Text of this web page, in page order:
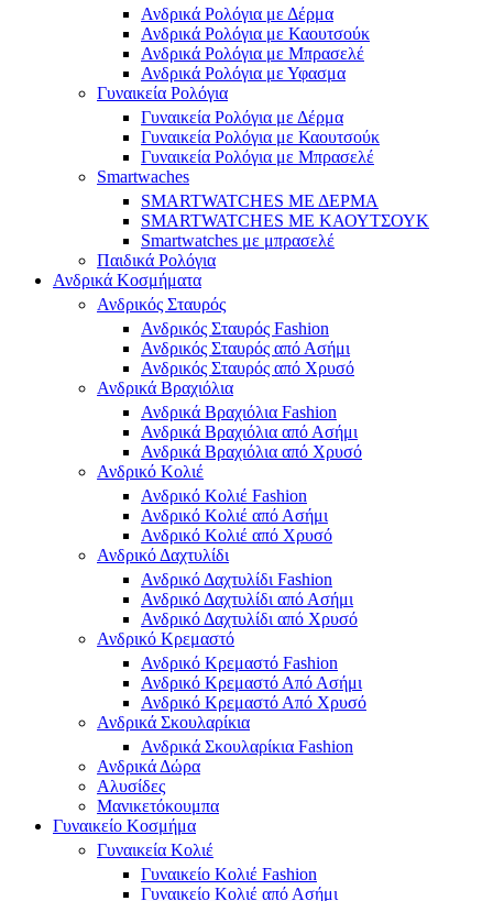
Ανδρικά Ρολόγια με Δέρμα
Ανδρικά Ρολόγια με Καουτσούκ
Ανδρικά Ρολόγια με Μπρασελέ
Ανδρικά Ρολόγια με Υφασμα
Γυναικεία Ρολόγια
Γυναικεία Ρολόγια με Δέρμα
Γυναικεία Ρολόγια με Καουτσούκ
Γυναικεία Ρολόγια με Μπρασελέ
Smartwaches
SMARTWATCHES ΜΕ ΔΕΡΜΑ
SMARTWATCHES ΜΕ ΚΑΟΥΤΣΟΥΚ
Smartwatches με μπρασελέ
Παιδικά Ρολόγια
Ανδρικά Κοσμήματα
Ανδρικός Σταυρός
Ανδρικός Σταυρός Fashion
Ανδρικός Σταυρός από Ασήμι
Ανδρικός Σταυρός από Χρυσό
Ανδρικά Βραχιόλια
Ανδρικά Βραχιόλια Fashion
Ανδρικά Βραχιόλια από Ασήμι
Ανδρικά Βραχιόλια από Χρυσό
Ανδρικό Κολιέ
Ανδρικό Κολιέ Fashion
Ανδρικό Κολιέ από Ασήμι
Ανδρικό Κολιέ από Χρυσό
Ανδρικό Δαχτυλίδι
Ανδρικό Δαχτυλίδι Fashion
Ανδρικό Δαχτυλίδι από Ασήμι
Ανδρικό Δαχτυλίδι από Χρυσό
Ανδρικό Κρεμαστό
Ανδρικό Κρεμαστό Fashion
Ανδρικό Κρεμαστό Από Ασήμι
Ανδρικό Κρεμαστό Από Χρυσό
Ανδρικά Σκουλαρίκια
Ανδρικά Σκουλαρίκια Fashion
Ανδρικά Δώρα
Αλυσίδες
Μανικετόκουμπα
Γυναικείο Κοσμήμα
Γυναικεία Κολιέ
Γυναικείο Κολιέ Fashion
Γυναικείο Κολιέ από Ασήμι